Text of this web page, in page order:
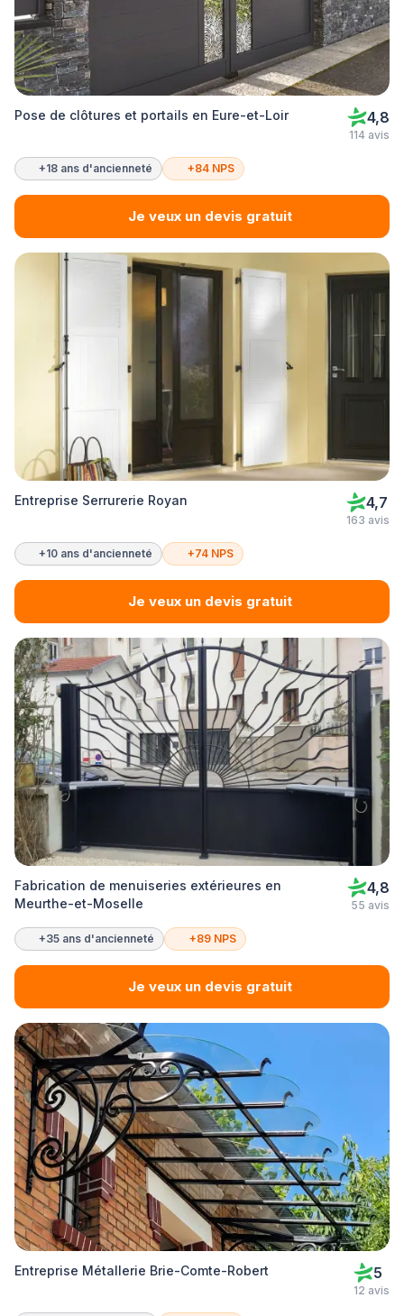
Pose de clôtures et portails en Eure-et-Loir 4,8
114 avis
+18 ans d'ancienneté +84 NPS
Je veux un devis gratuit
Entreprise Serrurerie Royan 4,7
163 avis
+10 ans d'ancienneté +74 NPS
Je veux un devis gratuit
Fabrication de menuiseries extérieures en
Meurthe-et-Moselle
4,8
55 avis
+35 ans d'ancienneté +89 NPS
Je veux un devis gratuit
Entreprise Métallerie Brie-Comte-Robert 5
12 avis